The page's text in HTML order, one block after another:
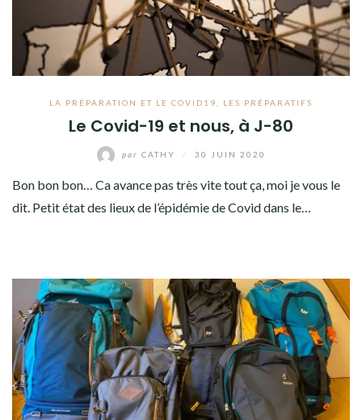
LA PRÉPARATION ET LE COVID19 LES PRÉPARATIFS
Le Covid-19 et nous, à J-80
par CATHY 30 JUIN 2020
Bon bon bon… Ca avance pas très vite tout ça, moi je vous le
dit. Petit état des lieux de l’épidémie de Covid dans le…